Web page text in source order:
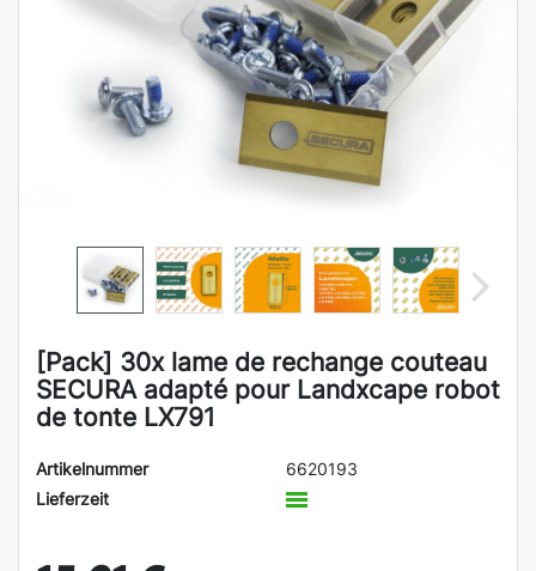
[Pack] 30x lame de rechange couteau
SECURA adapté pour Landxcape robot
de tonte LX791
Artikelnummer
6620193
Lieferzeit